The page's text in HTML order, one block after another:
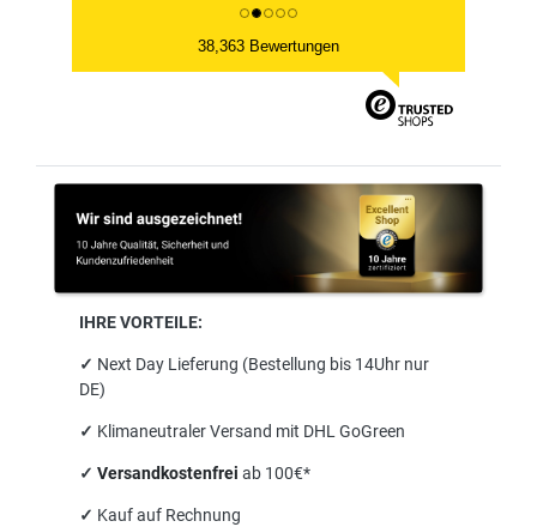
38,363 Bewertungen
IHRE VORTEILE:
✓ Next Day Lieferung (Bestellung bis 14Uhr nur
DE)
✓ Klimaneutraler Versand mit DHL GoGreen
✓ Versandkostenfrei ab 100€*
✓ Kauf auf Rechnung